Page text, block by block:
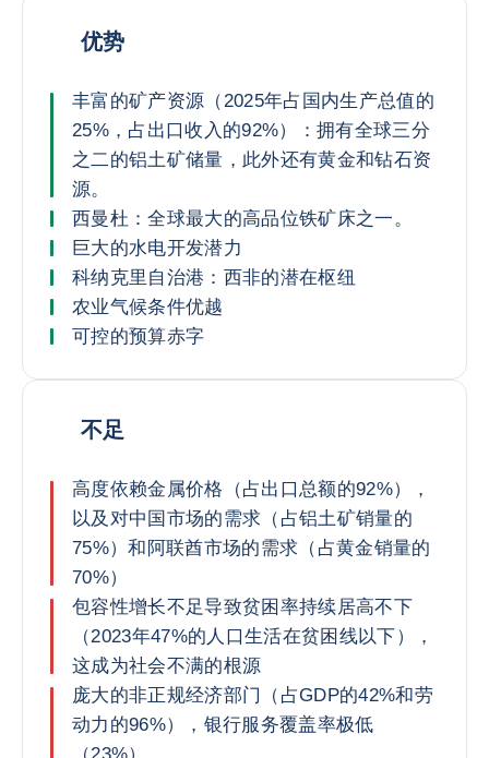
优势
丰富的矿产资源（2025年占国内生产总值的
25%，占出口收入的92%）：拥有全球三分
之二的铝土矿储量，此外还有黄金和钻石资
源。
西曼杜：全球最大的高品位铁矿床之一。
巨大的水电开发潜力
科纳克里自治港：西非的潜在枢纽
农业气候条件优越
可控的预算赤字
不足
高度依赖金属价格（占出口总额的92%），
以及对中国市场的需求（占铝土矿销量的
75%）和阿联酋市场的需求（占黄金销量的
70%）
包容性增长不足导致贫困率持续居高不下
（2023年47%的人口生活在贫困线以下），
这成为社会不满的根源
庞大的非正规经济部门（占GDP的42%和劳
动力的96%），银行服务覆盖率极低